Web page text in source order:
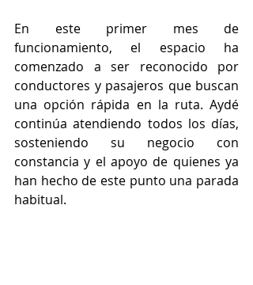
En este primer mes de
funcionamiento, el espacio ha
comenzado a ser reconocido por
conductores y pasajeros que buscan
una opción rápida en la ruta. Aydé
continúa atendiendo todos los días,
sosteniendo su negocio con
constancia y el apoyo de quienes ya
han hecho de este punto una parada
habitual.